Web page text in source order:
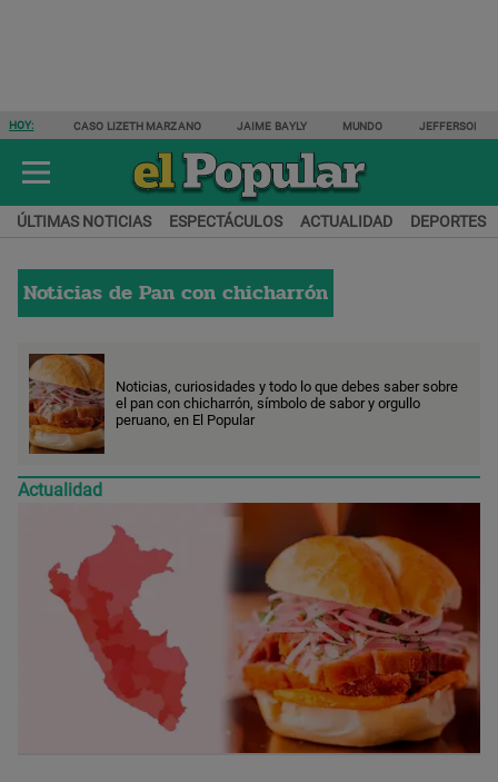
HOY: CASO LIZETH MARZANO JAIME BAYLY MUNDO JEFFERSON
ÚLTIMAS NOTICIAS ESPECTÁCULOS ACTUALIDAD DEPORTES
Noticias de Pan con chicharrón
Noticias, curiosidades y todo lo que debes saber sobre
el pan con chicharrón, símbolo de sabor y orgullo
peruano, en El Popular
Actualidad